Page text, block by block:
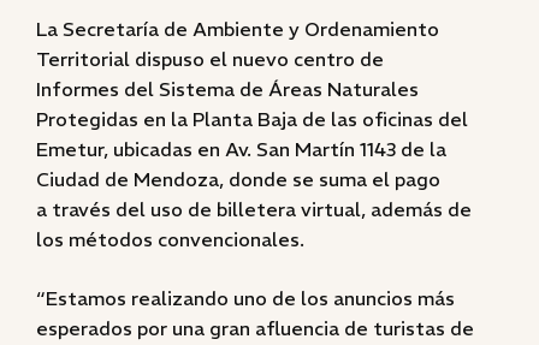
La Secretaría de Ambiente y Ordenamiento
Territorial dispuso el nuevo centro de
Informes del Sistema de Áreas Naturales
Protegidas en la Planta Baja de las oficinas del
Emetur, ubicadas en Av. San Martín 1143 de la
Ciudad de Mendoza, donde se suma el pago
a través del uso de billetera virtual, además de
los métodos convencionales.
“Estamos realizando uno de los anuncios más
esperados por una gran afluencia de turistas de